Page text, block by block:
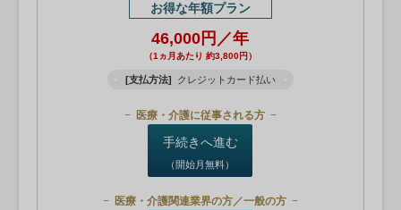
お得な年額プラン
46,000円／年
（1ヵ月あたり 約3,800円）
[支払方法] クレジットカード払い
医療・介護に従事される方
手続きへ進む
（開始月無料）
医療・介護関連業界の方／一般の方